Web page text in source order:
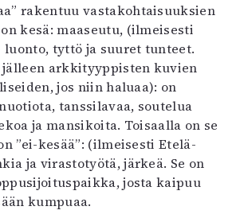
rakentuu vastakohtaisuuksien
kesä: maaseutu, (ilmeisesti
luonto, tyttö ja suuret tunteet.
arkkityyppisten kuvien
jos niin haluaa): on
tanssilavaa, soutelua
ja mansikoita. Toisaalla on se
”ei-kesää”: (ilmeisesti Etelä-
ja virastotyötä, järkeä. Se on
josta kaipuu
kumpuaa.